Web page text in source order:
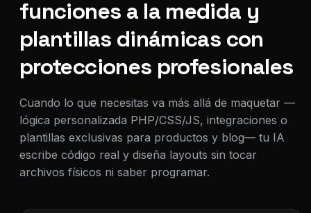
funciones a la medida y
plantillas dinámicas con
protecciones profesionales
Cuando lo que necesitas va más allá de maquetar —
lógica personalizada PHP/CSS/JS, integraciones o
plantillas exclusivas para productos y blog— tu IA
escribe código real y diseña layouts sin tocar
archivos físicos ni saber programar.